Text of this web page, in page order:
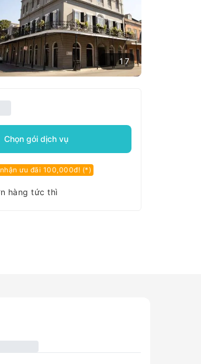
17
Chọn gói dịch vụ
ưu đãi 100,000đ! (*)
hàng tức thì